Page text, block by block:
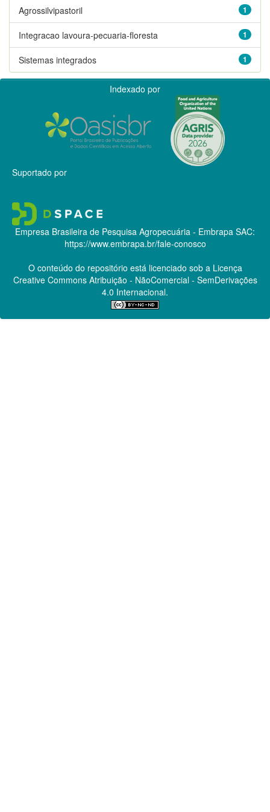
1
Agrossilvipastoril
1
Integracao lavoura-pecuaria-floresta
1
Sistemas integrados
Indexado por
Suportado por
Empresa Brasileira de Pesquisa Agropecuária - Embrapa SAC:
https://www.embrapa.br/fale-conosco
O conteúdo do repositório está licenciado sob a Licença
Creative CommonsAtribuição - NãoComercial - SemDerivações
4.0 Internacional.